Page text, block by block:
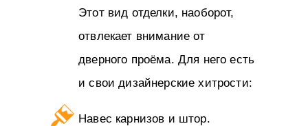
Этот вид отделки, наоборот,
отвлекает внимание от
дверного проёма. Для него есть
и свои дизайнерские хитрости:
Навес карнизов и штор.